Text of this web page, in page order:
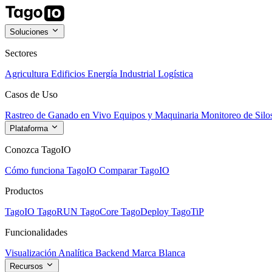
Soluciones
Sectores
Agricultura Edificios Energía Industrial Logística
Casos de Uso
Rastreo de Ganado en Vivo Equipos y Maquinaria Monitoreo de
Plataforma
Conozca TagoIO
Cómo funciona TagoIO Comparar TagoIO
Productos
TagoIO TagoRUN TagoCore TagoDeploy TagoTiP
Funcionalidades
Visualización Analítica Backend Marca Blanca
Recursos